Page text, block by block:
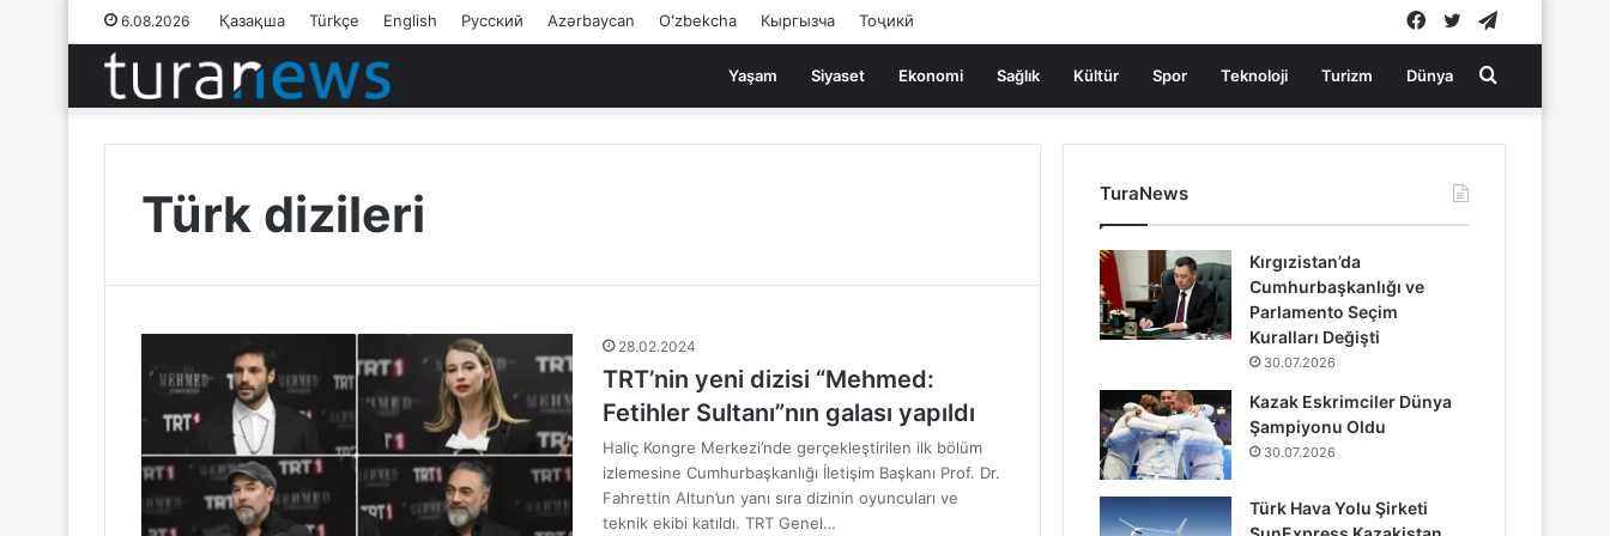
6.08.2026 Қазақша Türkçe English Русский Azərbaycan Oʻzbekcha Кыргызча Тоҷикӣ Twitter
Facebook
Yaşam Siyaset Ekonomi Sağlık Kültür Spor Teknoloji Turizm Dünya Arama
yap
Türk dizileri
28.02.2024
TRT’nin yeni dizisi “Mehmed:
Fetihler Sultanı”nın galası yapıldı
Haliç Kongre Merkezi’nde gerçekleştirilen ilk bölüm
izlemesine Cumhurbaşkanlığı İletişim Başkanı Prof. Dr.
Fahrettin Altun’un yanı sıra dizinin oyuncuları ve
teknik ekibi katıldı. TRT Genel…
TuraNews
Kırgızistan’da
Cumhurbaşkanlığı ve
Parlamento Seçim
Kuralları Değişti
30.07.2026
Kazak Eskrimciler Dünya
Şampiyonu Oldu
30.07.2026
Türk Hava Yolu Şirketi